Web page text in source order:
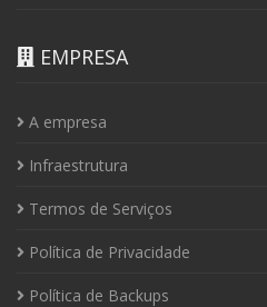
EMPRESA
A empresa
Infraestrutura
Termos de Serviços
Política de Privacidade
Política de Backups